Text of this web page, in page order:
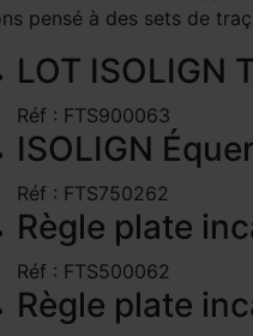
pensé à des sets de
LOT ISOLIGN
Réf : FTS900063
ISOLIGN
Réf : FTS750262
Règle plate
Réf : FTS500062
Règle plate